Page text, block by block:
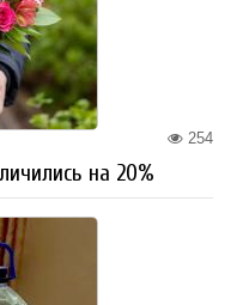
254
на 20%